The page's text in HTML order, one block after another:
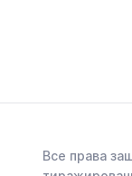
Все права